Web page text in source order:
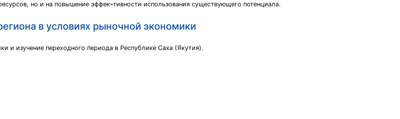
но и на повышение эффек¬тивности использования существующего потенциала.
в условиях рыночной экономики
и изучение переходного периода в Республике Саха (Якутия).